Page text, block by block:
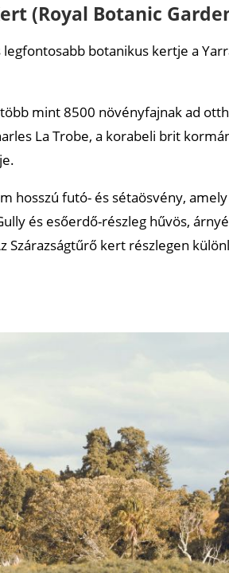
(Royal Botanic
legfontosabb botanikus kertje a
mint 8500 növényfajnak ad
La Trobe, a korabeli brit
hosszú futó- és sétaösvény,
és esőerdő-részleg hűvös,
Szárazságtűrő kert részlegen